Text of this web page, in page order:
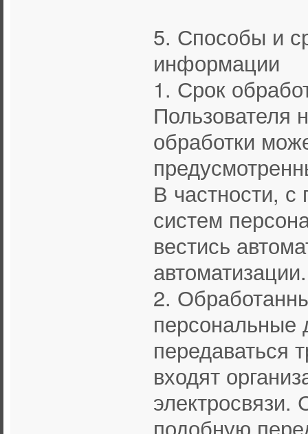
5. Способы и
информации
1. Срок
Пользователя
обработки
В частности,
систем
вестись
автоматизации.
2.
персональные
передаваться
входят
электросвязи.
подобную